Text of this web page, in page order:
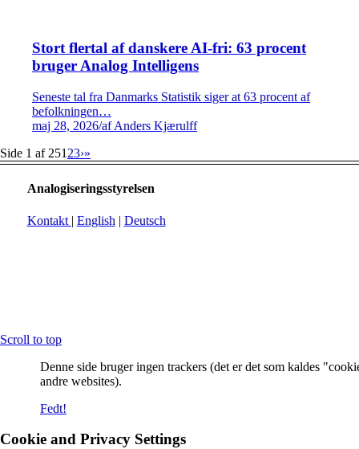
Stort flertal af danskere AI-fri: 63 procent
bruger Analog Intelligens
Seneste tal fra Danmarks Statistik siger at 63 procent af
befolkningen…
maj 28, 2026/af Anders Kjærulff
Side 1 af 251 23›»
Analogiseringsstyrelsen
Kontakt | English | Deutsch
Scroll to top
Denne side bruger ingen trackers (det er det som kaldes
andre websites).
Fedt!
Cookie and Privacy Settings